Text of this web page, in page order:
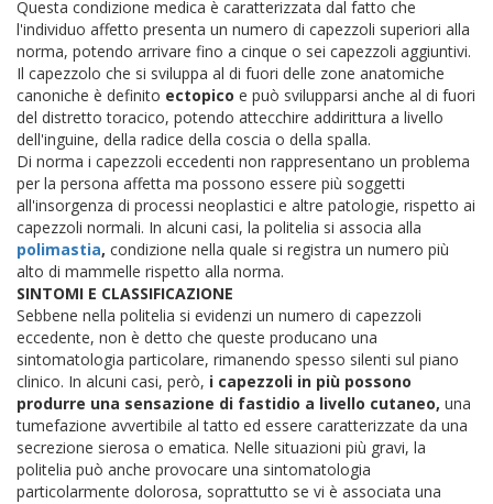
Questa condizione medica è caratterizzata dal fatto che
l'individuo affetto presenta un numero di capezzoli superiori alla
norma, potendo arrivare fino a cinque o sei capezzoli aggiuntivi.
Il capezzolo che si sviluppa al di fuori delle zone anatomiche
canoniche è definito ectopico e può svilupparsi anche al di fuori
del distretto toracico, potendo attecchire addirittura a livello
dell'inguine, della radice della coscia o della spalla.
Di norma i capezzoli eccedenti non rappresentano un problema
per la persona affetta ma possono essere più soggetti
all'insorgenza di processi neoplastici e altre patologie, rispetto ai
capezzoli normali. In alcuni casi, la politelia si associa alla
polimastia, condizione nella quale si registra un numero più
alto di mammelle rispetto alla norma.
SINTOMI E CLASSIFICAZIONE
Sebbene nella politelia si evidenzi un numero di capezzoli
eccedente, non è detto che queste producano una
sintomatologia particolare, rimanendo spesso silenti sul piano
clinico. In alcuni casi, però, i capezzoli in più possono
produrre una sensazione di fastidio a livello cutaneo, una
tumefazione avvertibile al tatto ed essere caratterizzate da una
secrezione sierosa o ematica. Nelle situazioni più gravi, la
politelia può anche provocare una sintomatologia
particolarmente dolorosa, soprattutto se vi è associata una